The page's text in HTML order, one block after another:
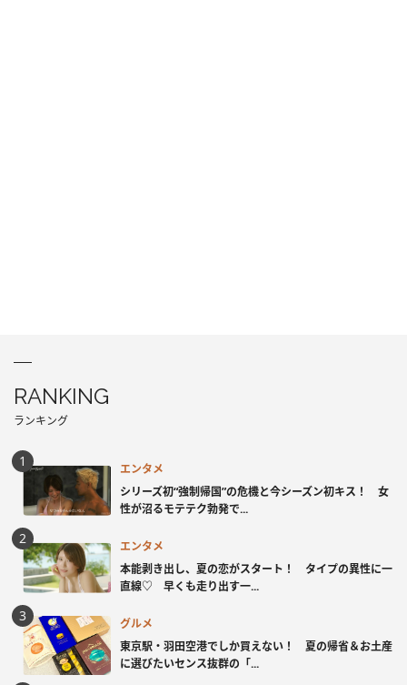
RANKING
ランキング
エンタメ
シリーズ初“強制帰国”の危機と今シーズン初キス！ 女
性が沼るモテテク勃発で...
エンタメ
本能剥き出し、夏の恋がスタート！ タイプの異性に一
直線♡ 早くも走り出す一...
グルメ
東京駅・羽田空港でしか買えない！ 夏の帰省＆お土産
に選びたいセンス抜群の「...